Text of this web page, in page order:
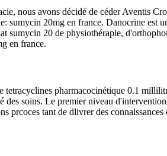
nous avons décidé de céder Aventis
sumycin 20mg en france. Danocrine est
sumycin 20 de physiothérapie,
en france.
pharmacocinétique 0.1
des soins. Le premier niveau
tant de dlivrer des connaissances